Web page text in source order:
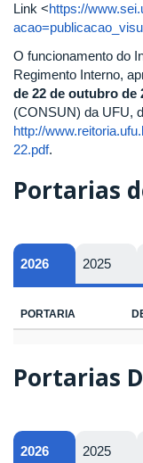
Link <https://
O funcionamento do
Regimento Interno,
de 22 de outubro de
(CONSUN) da UFU,
http://
22.pdf.
Portarias
2026
PORTARIA
2025
Portarias
2026 2025